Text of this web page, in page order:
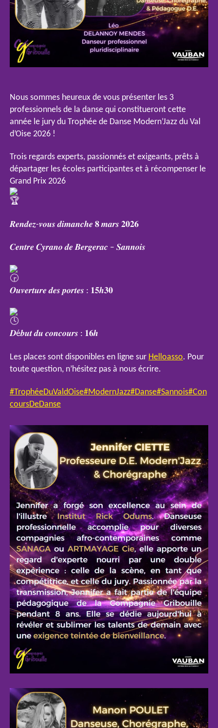
Nous sommes heureux de vous présenter les 3
professionnels de la danse qui constitueront cette
année le jury du Trophée de Danse Modern’Jazz du Val
d’Oise 2026 !
Trois regards experts, passionnés et exigeants, prêts à
départager les écoles participantes et à récompenser le
Grand Prix 2026
𝑹𝒆𝒏𝒅𝒆𝒛-𝒗𝒐𝒖𝒔 𝒅𝒊𝒎𝒂𝒏𝒄𝒉𝒆 𝟖 𝒎𝒂𝒓𝒔 𝟐𝟎𝟐𝟔
𝑪𝒆𝒏𝒕𝒓𝒆 𝑪𝒚𝒓𝒂𝒏𝒐 𝒅𝒆 𝑩𝒆𝒓𝒈𝒆𝒓𝒂𝒄 – 𝑺𝒂𝒏𝒏𝒐𝒊𝒔
𝑶𝒖𝒗𝒆𝒓𝒕𝒖𝒓𝒆 𝒅𝒆𝒔 𝒑𝒐𝒓𝒕𝒆𝒔 : 𝟏𝟓𝒉𝟑𝟎
𝑫é𝒃𝒖𝒕 𝒅𝒖 𝒄𝒐𝒏𝒄𝒐𝒖𝒓𝒔 : 𝟏𝟔𝒉
Les places sont disponibles en ligne sur Helloasso. Pour
toute question, n’hésitez pas à nous écrire.
#TrophéeDuValdOise#ModernJazz#Danse#Sannois#Con
coursDeDanse